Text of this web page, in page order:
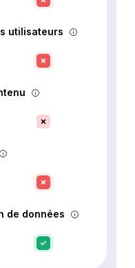
utilisateurs
de données